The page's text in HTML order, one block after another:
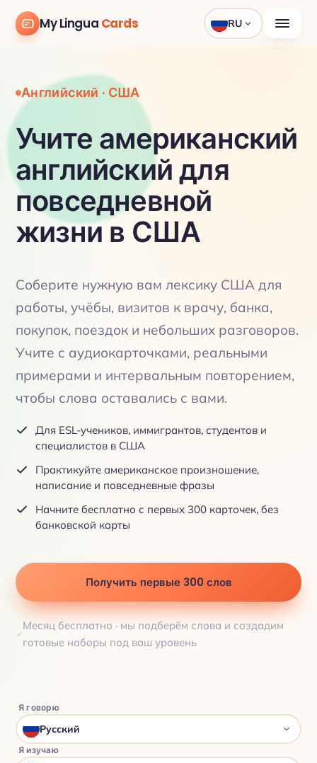
My Lingua Cards RU
Английский · США
Учите американский
английский для
повседневной
жизни в США
Соберите нужную вам лексику США для
работы, учёбы, визитов к врачу, банка,
покупок, поездок и небольших разговоров.
Учите с аудиокарточками, реальными
примерами и интервальным повторением,
чтобы слова оставались с вами.
Для ESL-учеников, иммигрантов, студентов и
специалистов в США
Практикуйте американское произношение,
написание и повседневные фразы
Начните бесплатно с первых 300 карточек, без
банковской карты
Получить первые 300 слов
Месяц бесплатно · мы подберём слова и создадим
готовые наборы под ваш уровень
Я говорю
Русский
Я изучаю